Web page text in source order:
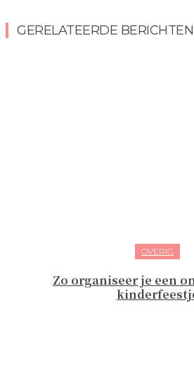
GERELATEERDE BERICHTEN
OVERIG
Zo organiseer je een